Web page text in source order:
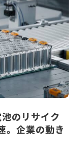
のリサイク
。企業の動き